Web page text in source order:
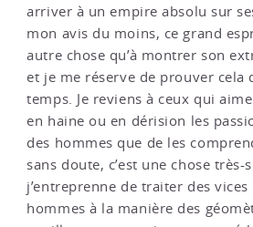
arriver à un empire absolu sur
mon avis du moins, ce grand
autre chose qu’à montrer son
et je me réserve de prouver cela
temps. Je reviens à ceux qui
en haine ou en dérision les
des hommes que de les
sans doute, c’est une chose
j’entreprenne de traiter des
hommes à la manière des